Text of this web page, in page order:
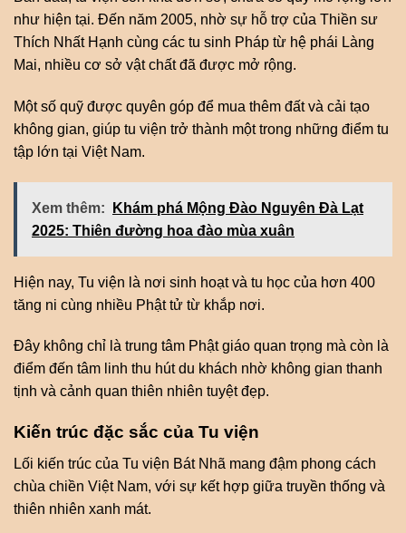
như hiện tại. Đến năm 2005, nhờ sự hỗ trợ của Thiền sư
Thích Nhất Hạnh cùng các tu sinh Pháp từ hệ phái Làng
Mai, nhiều cơ sở vật chất đã được mở rộng.
Một số quỹ được quyên góp để mua thêm đất và cải tạo
không gian, giúp tu viện trở thành một trong những điểm tu
tập lớn tại Việt Nam.
Xem thêm:
Khám phá Mộng Đào Nguyên Đà Lạt
2025: Thiên đường hoa đào mùa xuân
Hiện nay, Tu viện là nơi sinh hoạt và tu học của hơn 400
tăng ni cùng nhiều Phật tử từ khắp nơi.
Đây không chỉ là trung tâm Phật giáo quan trọng mà còn là
điểm đến tâm linh thu hút du khách nhờ không gian thanh
tịnh và cảnh quan thiên nhiên tuyệt đẹp.
Kiến trúc đặc sắc của Tu viện
Lối kiến trúc của Tu viện Bát Nhã mang đậm phong cách
chùa chiền Việt Nam, với sự kết hợp giữa truyền thống và
thiên nhiên xanh mát.